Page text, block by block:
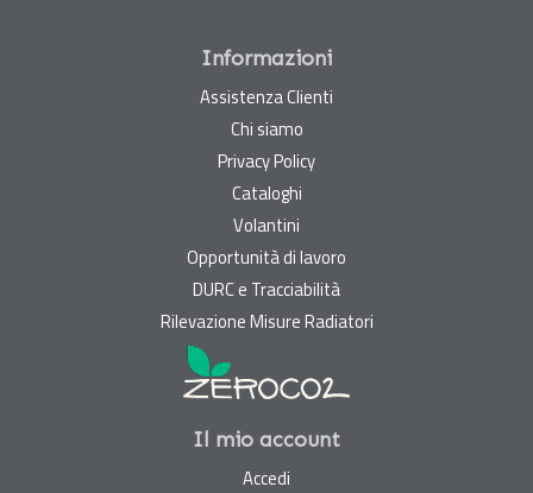
Informazioni
Assistenza Clienti
Chi siamo
Privacy Policy
Cataloghi
Volantini
Opportunità di lavoro
DURC e Tracciabilità
Rilevazione Misure Radiatori
Il mio account
Accedi